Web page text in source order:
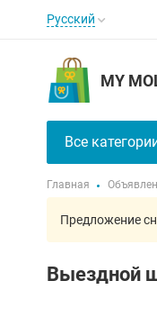
Русский
MY
Все
Главная
Предложение
Выездной